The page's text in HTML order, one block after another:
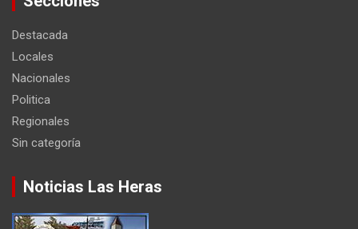
Destacada
Locales
Nacionales
Politica
Regionales
Sin categoría
Noticias Las Heras